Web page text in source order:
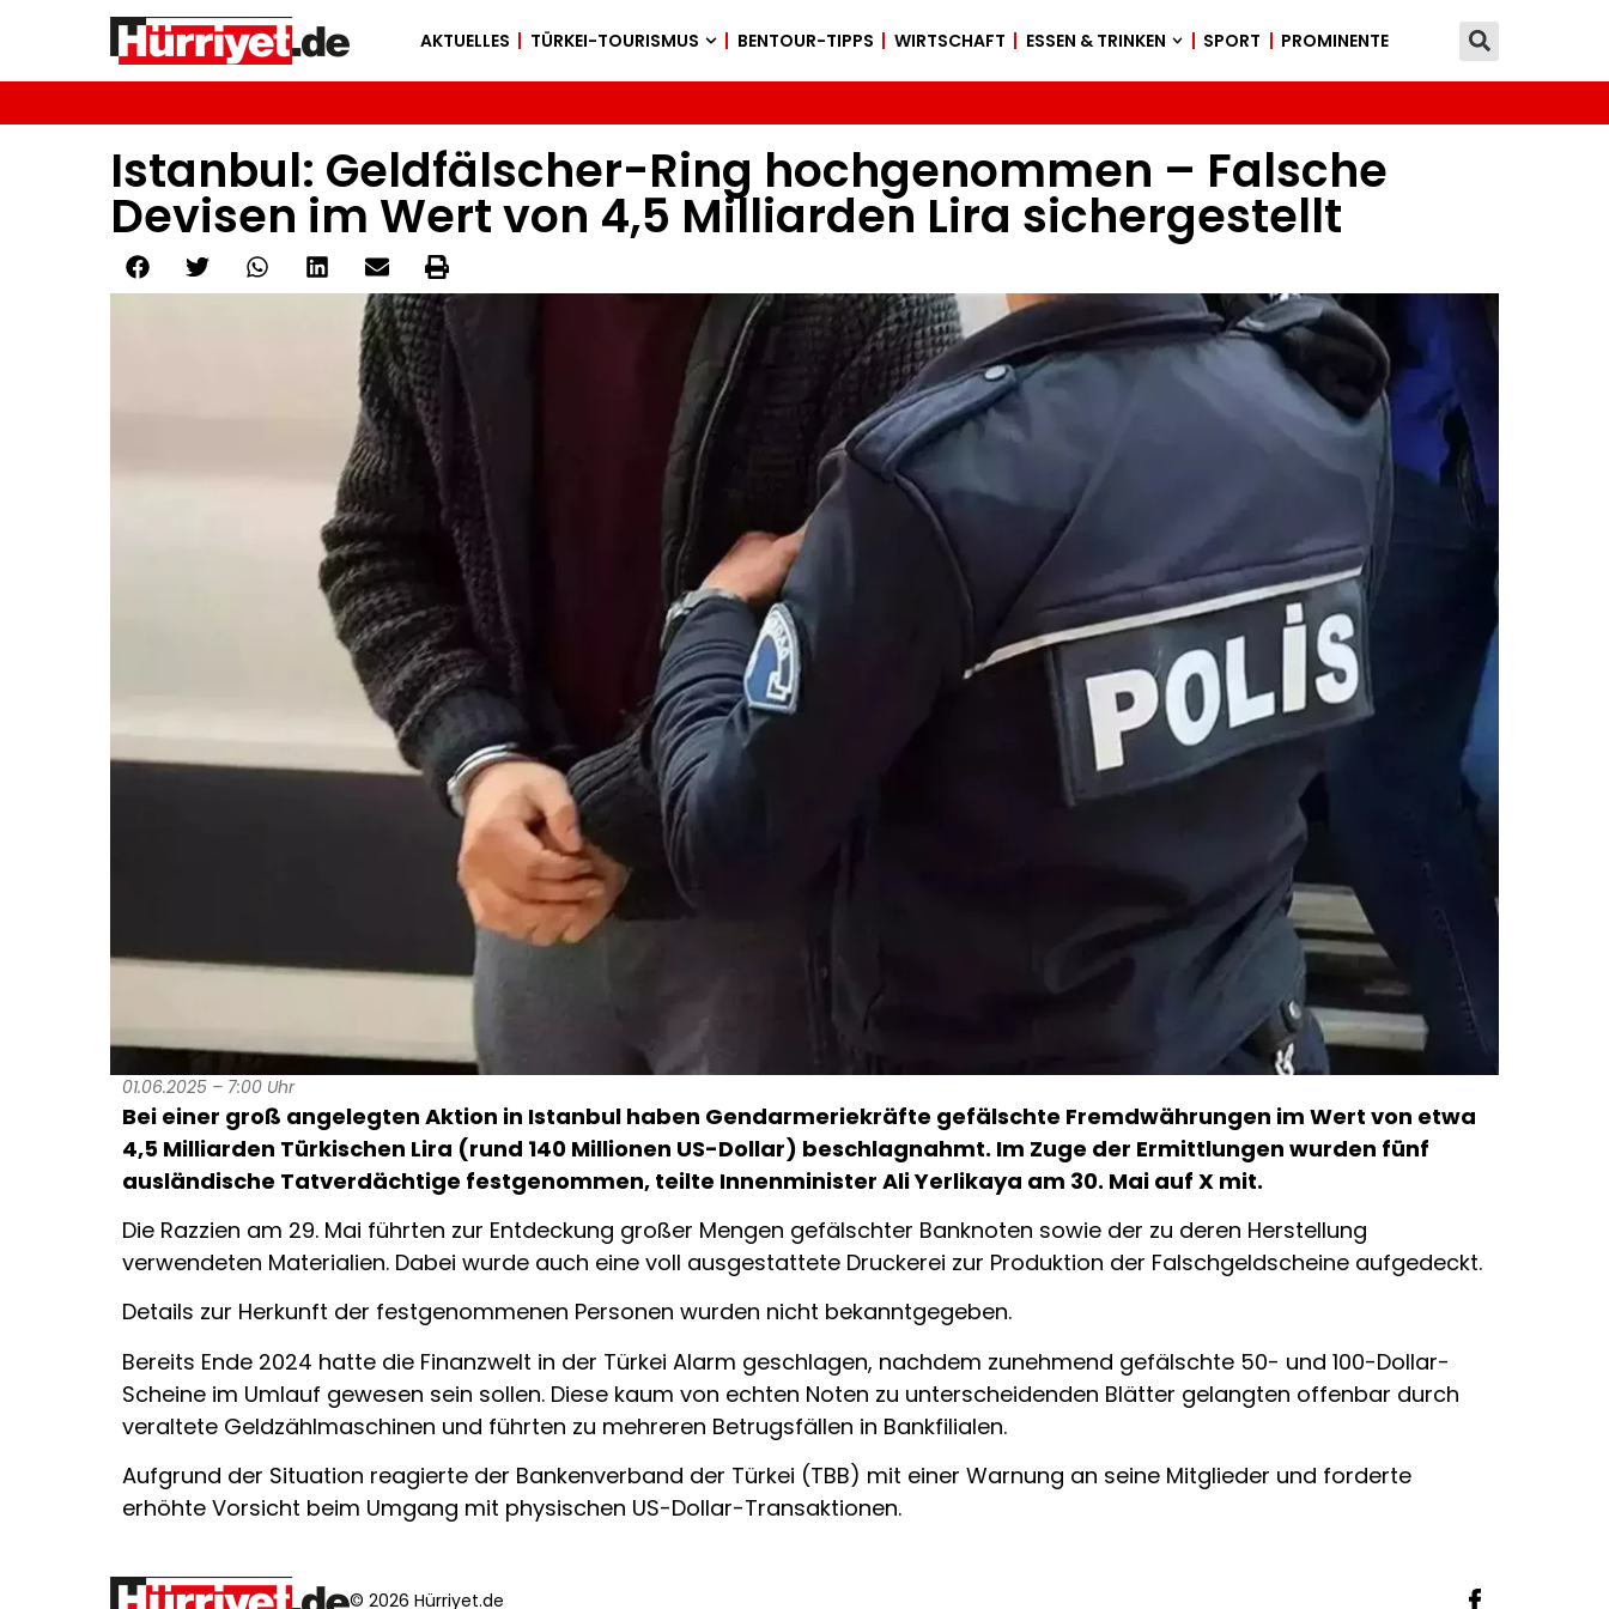
AKTUELLES TÜRKEI-TOURISMUS BENTOUR-TIPPS WIRTSCHAFT ESSEN & TRINKEN SPORT PROMINENTE
Istanbul: Geldfälscher-Ring hochgenommen – Falsche
Devisen im Wert von 4,5 Milliarden Lira sichergestellt
01.06.2025 – 7:00 Uhr
Bei einer groß angelegten Aktion in Istanbul haben Gendarmeriekräfte gefälschte Fremdwährungen im Wert von etwa
4,5 Milliarden Türkischen Lira (rund 140 Millionen US-Dollar) beschlagnahmt. Im Zuge der Ermittlungen wurden fünf
ausländische Tatverdächtige festgenommen, teilte Innenminister Ali Yerlikaya am 30. Mai auf X mit.
Die Razzien am 29. Mai führten zur Entdeckung großer Mengen gefälschter Banknoten sowie der zu deren Herstellung
verwendeten Materialien. Dabei wurde auch eine voll ausgestattete Druckerei zur Produktion der Falschgeldscheine aufgedeckt.
Details zur Herkunft der festgenommenen Personen wurden nicht bekanntgegeben.
Bereits Ende 2024 hatte die Finanzwelt in der Türkei Alarm geschlagen, nachdem zunehmend gefälschte 50- und 100-Dollar-
Scheine im Umlauf gewesen sein sollen. Diese kaum von echten Noten zu unterscheidenden Blätter gelangten offenbar durch
veraltete Geldzählmaschinen und führten zu mehreren Betrugsfällen in Bankfilialen.
Aufgrund der Situation reagierte der Bankenverband der Türkei (TBB) mit einer Warnung an seine Mitglieder und forderte
erhöhte Vorsicht beim Umgang mit physischen US-Dollar-Transaktionen.
© 2026 Hürriyet.de